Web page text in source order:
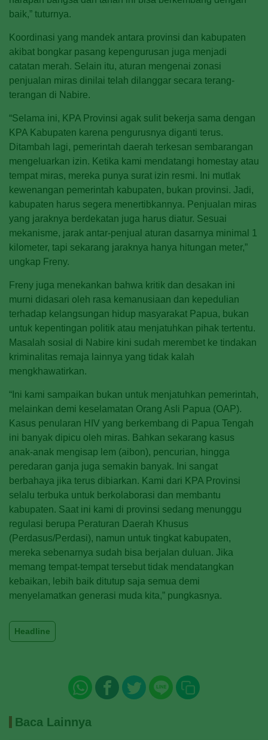
baik,” tuturnya.
Koordinasi yang mandek antara provinsi dan kabupaten
akibat bongkar pasang kepengurusan juga menjadi
catatan merah. Selain itu, aturan mengenai zonasi
penjualan miras dinilai telah dilanggar secara terang-
terangan di Nabire.
“Selama ini, KPA Provinsi agak sulit bekerja sama dengan
KPA Kabupaten karena pengurusnya diganti terus.
Ditambah lagi, pemerintah daerah terkesan sembarangan
mengeluarkan izin. Ketika kami mendatangi homestay atau
tempat miras, mereka punya surat izin resmi. Ini mutlak
kewenangan pemerintah kabupaten, bukan provinsi. Jadi,
kabupaten harus segera menertibkannya. Penjualan miras
yang jaraknya berdekatan juga harus diatur. Sesuai
mekanisme, jarak antar-penjual aturan dasarnya minimal 1
kilometer, tapi sekarang jaraknya hanya hitungan meter,”
ungkap Freny.
Freny juga menekankan bahwa kritik dan desakan ini
murni didasari oleh rasa kemanusiaan dan kepedulian
terhadap kelangsungan hidup masyarakat Papua, bukan
untuk kepentingan politik atau menjatuhkan pihak tertentu.
Masalah sosial di Nabire kini sudah merembet ke tindakan
kriminalitas remaja lainnya yang tidak kalah
mengkhawatirkan.
“Ini kami sampaikan bukan untuk menjatuhkan pemerintah,
melainkan demi keselamatan Orang Asli Papua (OAP).
Kasus penularan HIV yang berkembang di Papua Tengah
ini banyak dipicu oleh miras. Bahkan sekarang kasus
anak-anak mengisap lem (aibon), pencurian, hingga
peredaran ganja juga semakin banyak. Ini sangat
berbahaya jika terus dibiarkan. Kami dari KPA Provinsi
selalu terbuka untuk berkolaborasi dan membantu
kabupaten. Saat ini kami di provinsi sedang menunggu
regulasi berupa Peraturan Daerah Khusus
(Perdasus/Perdasi), namun untuk tingkat kabupaten,
mereka sebenarnya sudah bisa berjalan duluan. Jika
memang tempat-tempat tersebut tidak mendatangkan
kebaikan, lebih baik ditutup saja semua demi
menyelamatkan generasi muda kita,” pungkasnya.
Headline
Baca Lainnya